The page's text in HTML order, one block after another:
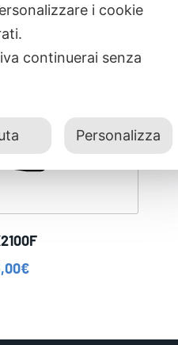
€
i cookie
continuerai senza
Personalizza